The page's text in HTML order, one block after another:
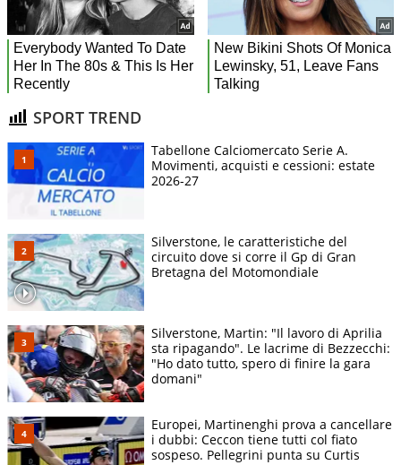
SPORT TREND
Tabellone Calciomercato Serie A.
Movimenti, acquisti e cessioni: estate
2026-27
Silverstone, le caratteristiche del
circuito dove si corre il Gp di Gran
Bretagna del Motomondiale
Silverstone, Martin: "Il lavoro di Aprilia
sta ripagando". Le lacrime di Bezzecchi:
"Ho dato tutto, spero di finire la gara
domani"
Europei, Martinenghi prova a cancellare
i dubbi: Ceccon tiene tutti col fiato
sospeso. Pellegrini punta su Curtis